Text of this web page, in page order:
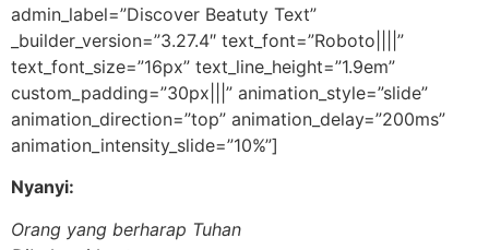
admin_label=”Discover Beatuty Text”
_builder_version=”3.27.4″ text_font=”Roboto||||”
text_font_size=”16px” text_line_height=”1.9em”
custom_padding=”30px|||” animation_style=”slide”
animation_direction=”top” animation_delay=”200ms”
animation_intensity_slide=”10%”]
Nyanyi:
Orang yang berharap Tuhan